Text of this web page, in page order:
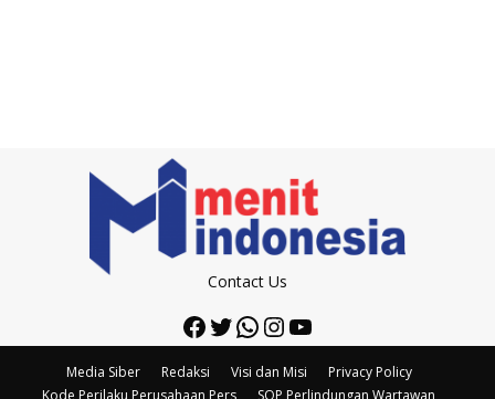
Contact Us
Facebook
Twitter
WhatsApp
Instagram
YouTube
Media Siber Redaksi Visi dan Misi
Privacy Policy